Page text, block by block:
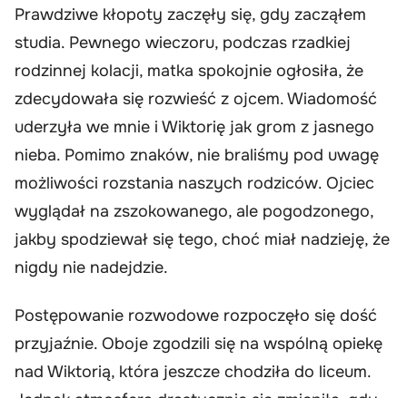
Prawdziwe kłopoty zaczęły się, gdy zacząłem
studia. Pewnego wieczoru, podczas rzadkiej
rodzinnej kolacji, matka spokojnie ogłosiła, że
zdecydowała się rozwieść z ojcem. Wiadomość
uderzyła we mnie i Wiktorię jak grom z jasnego
nieba. Pomimo znaków, nie braliśmy pod uwagę
możliwości rozstania naszych rodziców. Ojciec
wyglądał na zszokowanego, ale pogodzonego,
jakby spodziewał się tego, choć miał nadzieję, że
nigdy nie nadejdzie.
Postępowanie rozwodowe rozpoczęło się dość
przyjaźnie. Oboje zgodzili się na wspólną opiekę
nad Wiktorią, która jeszcze chodziła do liceum.